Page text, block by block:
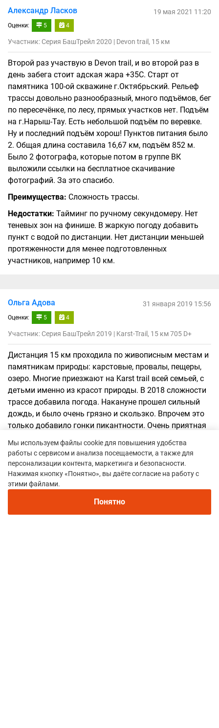
Александр Ласков
Оценки: 5 4
19 мая 2021 11:20
Участник: Серия БашТрейл 2020 | Devon trail, 15 км
Второй раз участвую в Devon trail, и во второй раз в
день забега стоит адская жара +35С. Старт от
памятника 100-ой скважине г.Октябрьский. Рельеф
трассы довольно разнообразный, много подъёмов, бег
по пересечёнке, по лесу, прямых участков нет. Подъём
на г.Нарыш-Тау. Есть небольшой подъём по веревке.
Ну и последний подъём хорош! Пунктов питания было
2. Общая длина составила 16,67 км, подъём 852 м.
Было 2 фотографа, которые потом в группе ВК
выложили ссылки на бесплатное скачивание
фотографий. За это спасибо.
Преимущества: Сложность трассы.
Недостатки: Тайминг по ручному секундомеру. Нет
теневых зон на финише. В жаркую погоду добавить
пункт с водой по дистанции. Нет дистанции меньшей
протяженности для менее подготовленных
участников, например 10 км.
Ольга Адова
Оценки: 5 4
31 января 2019 15:56
Участник: Серия БашТрейл 2019 | Karst-Trail, 15 км 705 D+
Дистанция 15 км проходила по живописным местам и
памятникам природы: карстовые, провалы, пещеры,
озеро. Многие приезжают на Karst trail всей семьей, с
детьми именно из красот природы. В 2018 сложности
трассе добавила погода. Накануне прошел сильный
дождь, и было очень грязно и скользко. Впрочем это
только добавило гонки пикантности. Очень приятная
материала на финише. Примерно на 7 км был пункт
питания, где можно было попить воды, перекусил
сушками, конфетами или орешками. После финиша
можно было попить горячего чаю с сушками. Ещё из
атмосферных фотографий. На Забега работали сразу
Мы используем файлы cookie для повышения удобства
работы с сервисом и анализа посещаемости, а также для
персонализации контента, маркетинга и безопасности.
Нажимая кнопку «Понятно», вы даёте согласие на работу с
этими файлами.
Понятно